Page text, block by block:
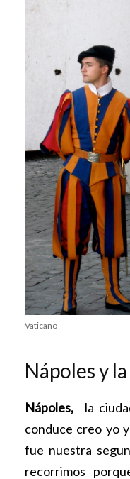
Vaticano
Nápoles y
Nápoles,
la
conduce creo yo
fue nuestra
recorrimos